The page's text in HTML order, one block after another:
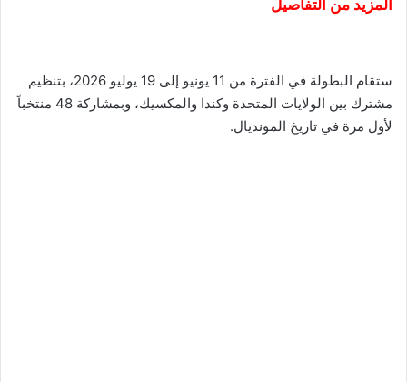
المزيد من التفاصيل
ستقام البطولة في الفترة من 11 يونيو إلى 19 يوليو 2026، بتنظيم
مشترك بين الولايات المتحدة وكندا والمكسيك، وبمشاركة 48 منتخباً
لأول مرة في تاريخ المونديال.